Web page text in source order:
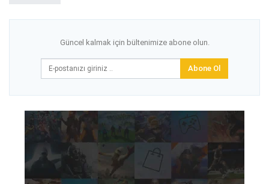
Güncel kalmak için bültenimize abone olun.
Abone Ol